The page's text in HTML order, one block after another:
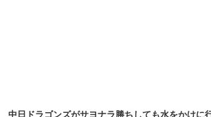
中日ドラゴンズがサヨナラ勝ちしても水をかけに